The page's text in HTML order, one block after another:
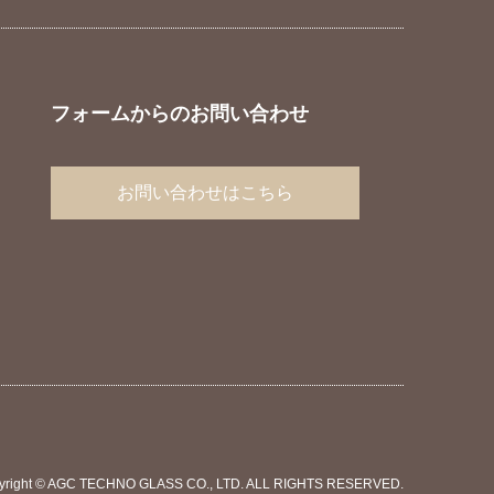
フォームからのお問い合わせ
お問い合わせはこちら
© AGC TECHNO GLASS CO., LTD. ALL RIGHTS RESERVED.